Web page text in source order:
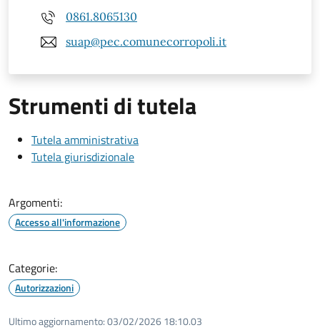
0861.8065130
suap@pec.comunecorropoli.it
Strumenti di tutela
Tutela amministrativa
Tutela giurisdizionale
Argomenti:
Accesso all'informazione
Categorie:
Autorizzazioni
Ultimo aggiornamento:03/02/2026 18:10.03